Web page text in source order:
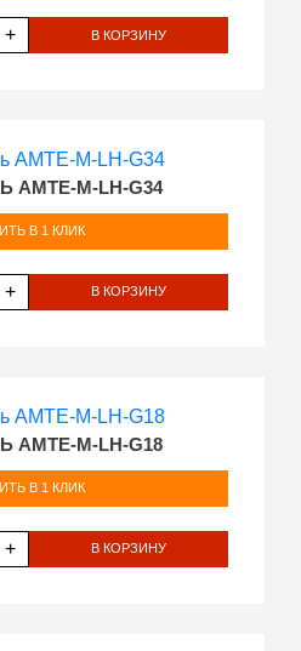
+ В КОРЗИНУ
AMTE-M-LH-G34
В 1 КЛИК
+ В КОРЗИНУ
AMTE-M-LH-G18
В 1 КЛИК
+ В КОРЗИНУ